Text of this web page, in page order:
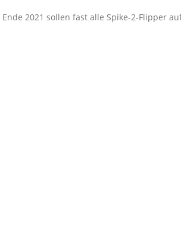
2021 sollen fast alle Spike-2-Flipper